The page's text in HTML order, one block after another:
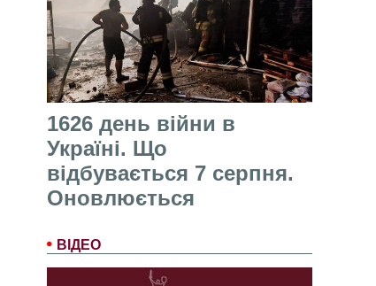
1626 день війни в
Україні. Що
відбувається 7 серпня.
Оновлюється
ВІДЕО